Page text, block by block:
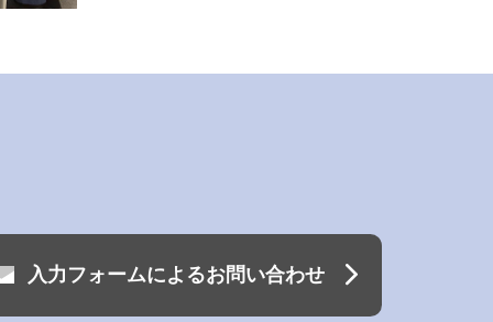
入力フォームによるお問い合わせ